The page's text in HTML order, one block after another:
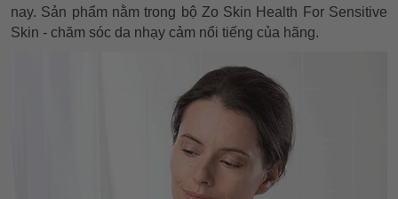
nay. Sản phẩm nằm trong bộ Zo Skin Health For Sensitive
Skin - chăm sóc da nhạy cảm nổi tiếng của hãng.